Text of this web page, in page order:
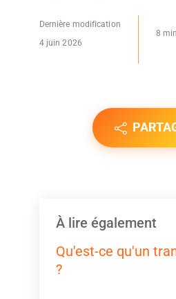
Dernière modification
4 juin 2026
8
À lire également
Qu'est-ce qu'un
?